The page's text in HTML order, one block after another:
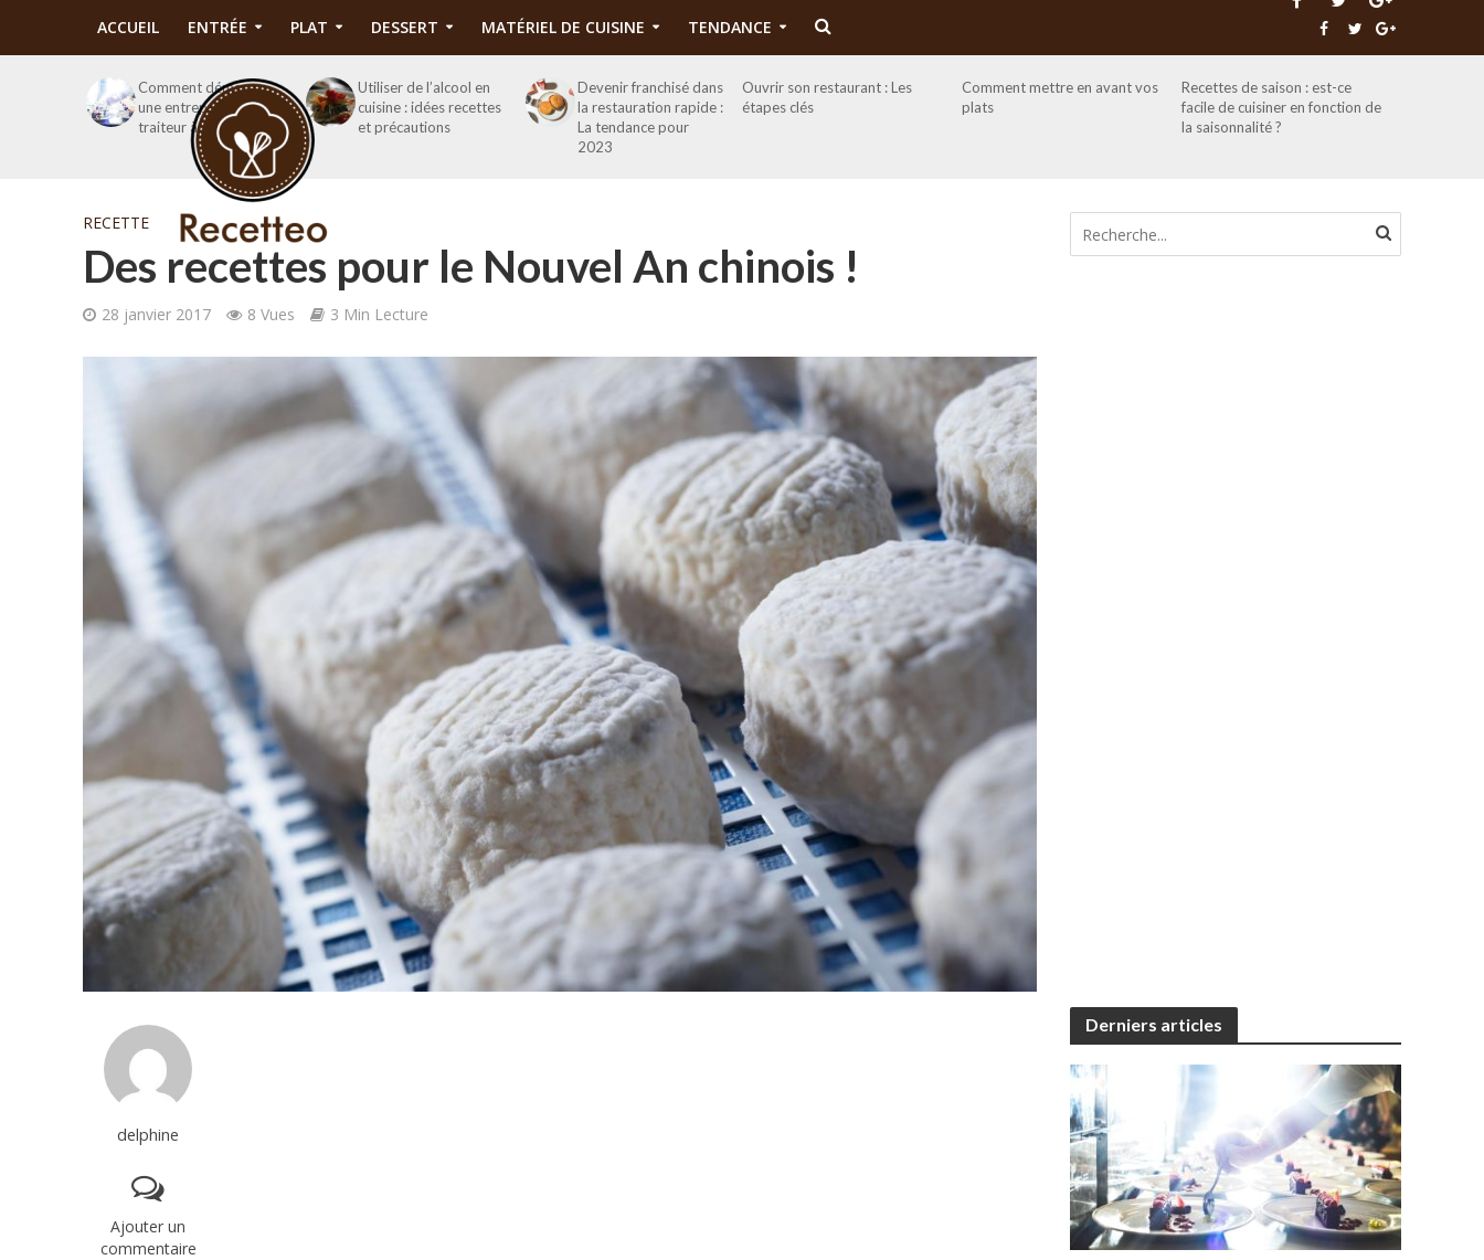
ACCUEIL ENTRÉE PLAT DESSERT MATÉRIEL DE CUISINE TENDANCE
Comment démarrer
une entreprise de
traiteur à domicile ?
Utiliser de l’alcool en
cuisine : idées recettes
et précautions
Devenir franchisé dans
la restauration rapide :
La tendance pour
2023
Ouvrir son restaurant : Les
étapes clés
Comment mettre en avant vos
plats
Recettes de saison : est-ce
facile de cuisiner en fonction de
la saisonnalité ?
RECETTE
Des recettes pour le Nouvel An chinois !
28 janvier 2017 8 Vues 3 Min Lecture
delphine
Ajouter un
commentaire
Derniers articles